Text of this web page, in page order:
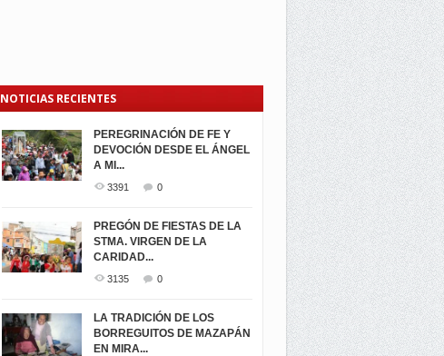
NOTICIAS RECIENTES
PEREGRINACIÓN DE FE Y
DEVOCIÓN DESDE EL ÁNGEL
A MI...
3391 0
PREGÓN DE FIESTAS DE LA
STMA. VIRGEN DE LA
CARIDAD...
3135 0
LA TRADICIÓN DE LOS
BORREGUITOS DE MAZAPÁN
EN MIRA...